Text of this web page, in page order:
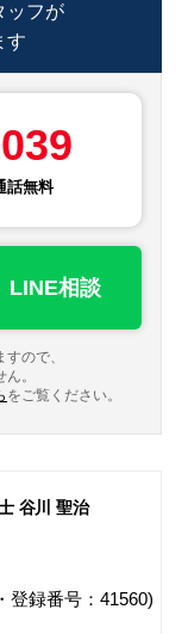
ッフが
す
話無料
LINE相談
ので、
。
をご覧ください。
谷川 聖治
登録番号：41560)